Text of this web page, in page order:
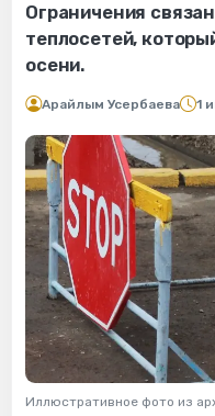
Ограничения
теплосетей,
осени.
Арайлым Усербаева 1
Иллюстративное фото из